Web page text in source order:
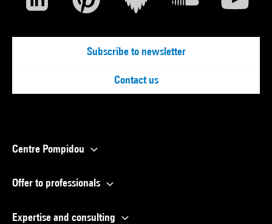
Subscribe to newsletter
Contact us
Centre Pompidou
Offer to professionals
Expertise and consulting